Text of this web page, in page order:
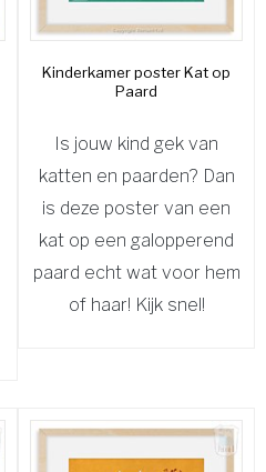
Kinderkamer poster Kat op
Paard
Is jouw kind gek van
katten en paarden? Dan
is deze poster van een
kat op een galopperend
paard echt wat voor hem
of haar! Kijk snel!